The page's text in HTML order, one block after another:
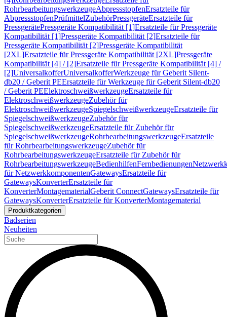
RohrbearbeitungswerkzeugeAbpressstopfenErsatzteile für
AbpressstopfenPrüfmittelZubehörPressgeräteErsatzteile für
PressgerätePressgeräte Kompatibilität [1]Ersatzteile für Pressgeräte
Kompatibilität [1]Pressgeräte Kompatibilität [2]Ersatzteile für
Pressgeräte Kompatibilität [2]Pressgeräte Kompatibilität
[2XL]Ersatzteile für Pressgeräte Kompatibilität [2XL]Pressgeräte
Kompatibilität [4] / [2]Ersatzteile für Pressgeräte Kompatibilität [4] /
[2]UniversalkofferUniversalkofferWerkzeuge für Geberit Silent-
db20 / Geberit PEErsatzteile für Werkzeuge für Geberit Silent-db20
/ Geberit PEElektroschweißwerkzeugeErsatzteile für
ElektroschweißwerkzeugeZubehör für
ElektroschweißwerkzeugeSpiegelschweißwerkzeugeErsatzteile für
SpiegelschweißwerkzeugeZubehör für
SpiegelschweißwerkzeugeErsatzteile für Zubehör für
SpiegelschweißwerkzeugeRohrbearbeitungswerkzeugeErsatzteile
für RohrbearbeitungswerkzeugeZubehör für
RohrbearbeitungswerkzeugeErsatzteile für Zubehör für
RohrbearbeitungswerkzeugeBedienhilfenFernbedienungen
für NetzwerkkomponentenGatewaysErsatzteile für
GatewaysKonverterErsatzteile für
KonverterMontagematerialGeberit ConnectGatewaysErsatzteile für
GatewaysKonverterErsatzteile für KonverterMontagematerial
Produktkategorien
Badserien
Neuheiten